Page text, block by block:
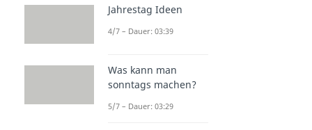
Jahrestag Ideen
4/7 – Dauer: 03:39
Was kann man
sonntags machen?
5/7 – Dauer: 03:29